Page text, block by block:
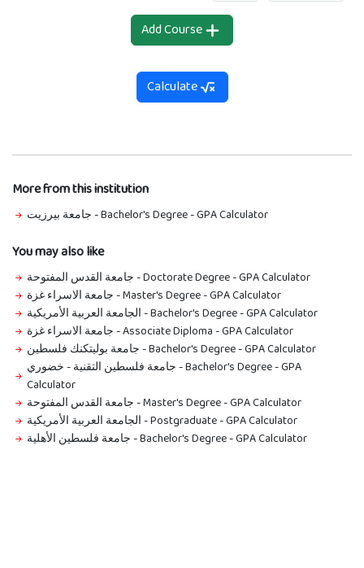
Add Course
Calculate
More from this institution
جامعة بيرزيت - Bachelor's Degree-GPA Calculator
You may also like
جامعة القدس المفتوحة - Doctorate Degree-GPA Calculator
جامعة الاسراء غزة - Master's Degree-GPA Calculator
الجامعة العربية الأمريكية - Bachelor's Degree-GPA Calculator
جامعة الاسراء غزة - Associate Diploma-GPA Calculator
جامعة بوليتكنك فلسطين - Bachelor's Degree-GPA Calculator
جامعة فلسطين التقنية - خضوري - Bachelor's Degree-GPA
Calculator
جامعة القدس المفتوحة - Master's Degree-GPA Calculator
الجامعة العربية الأمريكية - Postgraduate-GPA Calculator
جامعة فلسطين الأهلية - Bachelor's Degree-GPA Calculator